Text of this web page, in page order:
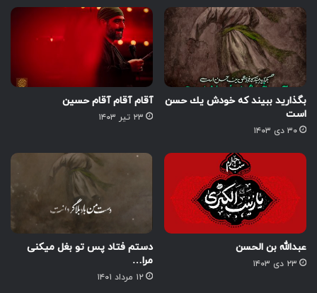
بگذاريد ببيند كه خودش يك حسن
است
۳۰ دی ۱۴۰۳
آقام آقام آقام حسین
۲۳ تیر ۱۴۰۳
عبدالله بن الحسن
۲۳ دی ۱۴۰۳
دستم فتاد پس تو بغل میکنی
مرا…
۱۲ مرداد ۱۴۰۱